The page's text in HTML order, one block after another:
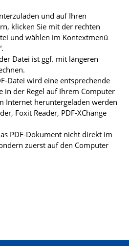
und auf Ihren
klicken Sie mit der rechten
und wählen im Kontextmenü
Datei ist ggf. mit längeren
Datei wird eine entsprechende
in der Regel auf Ihrem Computer
Internet heruntergeladen werden
Foxit Reader, PDF-XChange
PDF-Dokument nicht direkt im
zuerst auf den Computer